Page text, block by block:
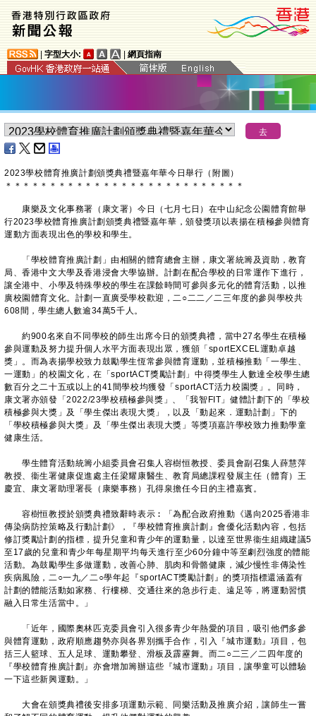
字型大小: 網頁指南
2023學校體育推廣計劃頒獎典禮暨嘉年華今日舉行（附圖）
＊ ＊ ＊ ＊ ＊ ＊ ＊ ＊ ＊ ＊ ＊ ＊ ＊ ＊ ＊ ＊ ＊ ＊ ＊ ＊ ＊ ＊ ＊ ＊ ＊ ＊ ＊
康樂及文化事務署（康文署）今日（七月七日）在中山紀念公園體育館舉
行2023學校體育推廣計劃頒獎典禮暨嘉年華，頒發獎項以表揚在積極參與體育
運動方面表現出色的學校和學生。
「學校體育推廣計劃」由相關的體育總會主辦，康文署統籌及資助，教育
局、香港中文大學及香港浸會大學協辦。計劃在配合學校的日常運作下進行，
讓全港中、小學及特殊學校的學生在課餘時間可參與多元化的體育活動，以推
廣校園體育文化。計劃一直廣受學校歡迎，二○二二／二三年度的參與學校共
608間，學生總人數逾34萬5千人。
約900名來自不同學校的師生出席今日的頒獎典禮，當中27名學生在積極
參與運動及努力提升個人水平方面表現出眾，獲頒「sportEXCEL運動卓越
獎」。而為表揚學校致力鼓勵學生恆常參與體育運動，並積極推動「一學生、
一運動」的校園文化，在「sportACT獎勵計劃」中得獎學生人數達全校學生總
數百分之二十五或以上的41間學校均獲發「sportACT活力校園獎」。同時，
康文署亦頒發「2022/23學校積極參與獎」、「我智FIT」健體計劃下的「學校
積極參與大獎」及「學生傑出表現大獎」，以及「動起來．運動計劃」下的
「學校積極參與大獎」及「學生傑出表現大獎」等獎項嘉許學校致力推動學童
健康生活。
學生體育活動統籌小組委員會召集人容樹恒教授、委員會副召集人薛慧萍
教授、衞生署健康促進處主任梁耀康醫生、教育局總課程發展主任（體育）王
慶宜、康文署助理署長（康樂事務）孔得泉擔任今日的主禮嘉賓。
容樹恒教授於頒獎典禮致辭時表示︰「為配合政府推動《邁向2025香港非
傳染病防控策略及行動計劃》，『學校體育推廣計劃』會優化活動內容，包括
修訂獎勵計劃的指標，提升兒童和青少年的運動量，以達至世界衞生組織建議5
至17歲的兒童和青少年每星期平均每天進行至少60分鐘中等至劇烈強度的體能
活動。為鼓勵學生多做運動，改善心肺、肌肉和骨骼健康，減少慢性非傳染性
疾病風險，二○一九／二○學年起『sportACT獎勵計劃』的獎項指標還涵蓋有
計劃的體能活動如家務、行樓梯、交通往來的急步行走、遠足等，將運動習慣
融入日常生活當中。」
「近年，國際奧林匹克委員會引入很多青少年熱愛的項目，吸引他們多參
與體育運動，政府順應趨勢亦與各界別攜手合作，引入『城市運動』項目，包
括三人籃球、五人足球、運動攀登、滑板及霹靂舞。而二○二三／二四年度的
『學校體育推廣計劃』亦會增加籌辦這些『城市運動』項目，讓學童可以體驗
一下這些新興運動。」
大會在頒獎典禮後安排多項運動示範、同樂活動及推廣介紹，讓師生一嘗